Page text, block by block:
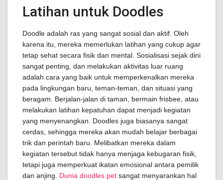
Latihan untuk Doodles
Doodle adalah ras yang sangat sosial dan aktif. Oleh
karena itu, mereka memerlukan latihan yang cukup agar
tetap sehat secara fisik dan mental. Sosialisasi sejak dini
sangat penting, dan melakukan aktivitas luar ruang
adalah cara yang baik untuk memperkenalkan mereka
pada lingkungan baru, teman-teman, dan situasi yang
beragam. Berjalan-jalan di taman, bermain frisbee, atau
melakukan latihan kepatuhan dapat menjadi kegiatan
yang menyenangkan. Doodles juga biasanya sangat
cerdas, sehingga mereka akan mudah belajar berbagai
trik dan perintah baru. Melibatkan mereka dalam
kegiatan tersebut tidak hanya menjaga kebugaran fisik,
tetapi juga memperkuat ikatan emosional antara pemilik
dan anjing. Dunia doodles pet sangat menyarankan hal